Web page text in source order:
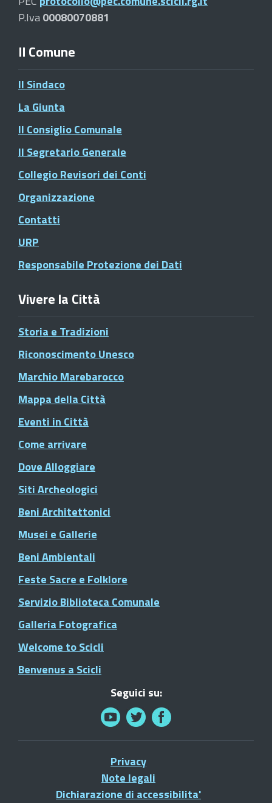
P.Iva00080070881
Il Comune
Il Sindaco
La Giunta
Il Consiglio Comunale
Il Segretario Generale
Collegio Revisori dei Conti
Organizzazione
Contatti
URP
Responsabile Protezione dei Dati
Vivere la Città
Storia e Tradizioni
Riconoscimento Unesco
Marchio Marebarocco
Mappa della Città
Eventi in Città
Come arrivare
Dove Alloggiare
Siti Archeologici
Beni Architettonici
Musei e Gallerie
Beni Ambientali
Feste Sacre e Folklore
Servizio Biblioteca Comunale
Galleria Fotografica
Welcome to Scicli
Benvenus a Scicli
Seguici su:
Privacy
Note legali
Dichiarazione di accessibilita'